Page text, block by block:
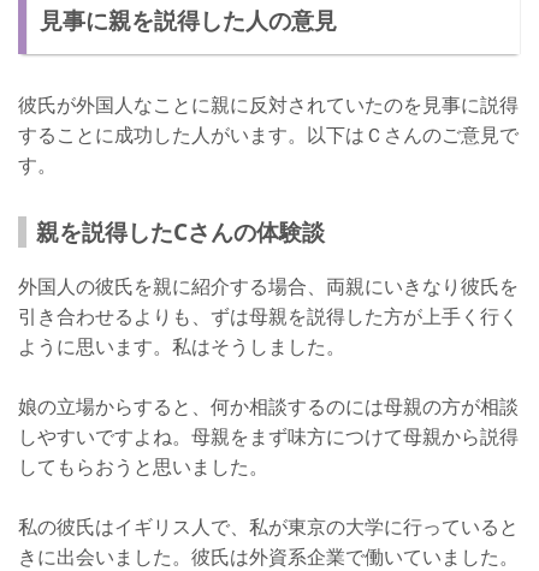
見事に親を説得した人の意見
彼氏が外国人なことに親に反対されていたのを見事に説得
することに成功した人がいます。以下はＣさんのご意見で
す。
親を説得したCさんの体験談
外国人の彼氏を親に紹介する場合、両親にいきなり彼氏を
引き合わせるよりも、ずは母親を説得した方が上手く行く
ように思います。私はそうしました。
娘の立場からすると、何か相談するのには母親の方が相談
しやすいですよね。母親をまず味方につけて母親から説得
してもらおうと思いました。
私の彼氏はイギリス人で、私が東京の大学に行っていると
きに出会いました。彼氏は外資系企業で働いていました。